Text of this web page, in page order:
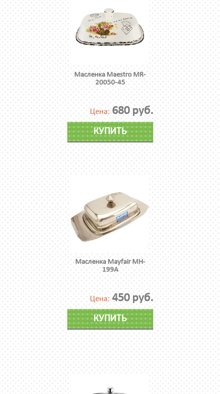
Масленка Maestro MR-
20050-45
Цена: 680 руб.
КУПИТЬ
Масленка Mayfair MH-
199A
Цена: 450 руб.
КУПИТЬ